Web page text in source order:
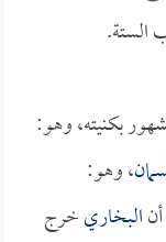
الستة.
بكنيته، وهو:
، وهو:
البخاريخرج